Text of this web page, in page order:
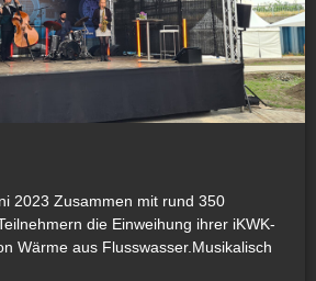
2023 Zusammen mit rund 350
die Einweihung ihrer iKWK-
Wärme aus Flusswasser.Musikalisch